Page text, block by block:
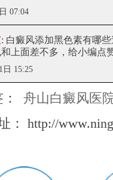
07:04
: 白癜风添加黑色素有哪些
上面差不多，给小编点
日 15:25
舟山白癜风医
： http://